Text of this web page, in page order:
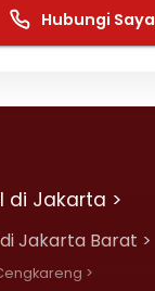
Hubungi Saya
di Jakarta >
Jakarta Barat >
>